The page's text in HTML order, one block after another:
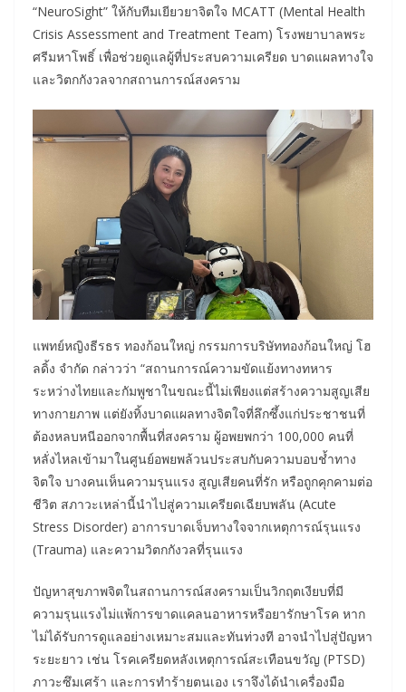
“NeuroSight” ให้กับทีมเยียวยาจิตใจ MCATT (Mental Health
Crisis Assessment and Treatment Team) โรงพยาบาลพระ
ศรีมหาโพธิ์ เพื่อช่วยดูแลผู้ที่ประสบความเครียด บาดแผลทางใจ
และวิตกกังวลจากสถานการณ์สงคราม
แพทย์หญิงธีรธร ทองก้อนใหญ่ กรรมการบริษัททองก้อนใหญ่ โฮ
ลดิ้ง จำกัด กล่าวว่า “สถานการณ์ความขัดแย้งทางทหาร
ระหว่างไทยและกัมพูชาในขณะนี้ไม่เพียงแต่สร้างความสูญเสีย
ทางกายภาพ แต่ยังทิ้งบาดแผลทางจิตใจที่ลึกซึ้งแก่ประชาชนที่
ต้องหลบหนีออกจากพื้นที่สงคราม ผู้อพยพกว่า 100,000 คนที่
หลั่งไหลเข้ามาในศูนย์อพยพล้วนประสบกับความบอบช้ำทาง
จิตใจ บางคนเห็นความรุนแรง สูญเสียคนที่รัก หรือถูกคุกคามต่อ
ชีวิต สภาวะเหล่านี้นำไปสู่ความเครียดเฉียบพลัน (Acute
Stress Disorder) อาการบาดเจ็บทางใจจากเหตุการณ์รุนแรง
(Trauma) และความวิตกกังวลที่รุนแรง
ปัญหาสุขภาพจิตในสถานการณ์สงครามเป็นวิกฤตเงียบที่มี
ความรุนแรงไม่แพ้การขาดแคลนอาหารหรือยารักษาโรค หาก
ไม่ได้รับการดูแลอย่างเหมาะสมและทันท่วงที อาจนำไปสู่ปัญหา
ระยะยาว เช่น โรคเครียดหลังเหตุการณ์สะเทือนขวัญ (PTSD)
ภาวะซึมเศร้า และการทำร้ายตนเอง เราจึงได้นำเครื่องมือ